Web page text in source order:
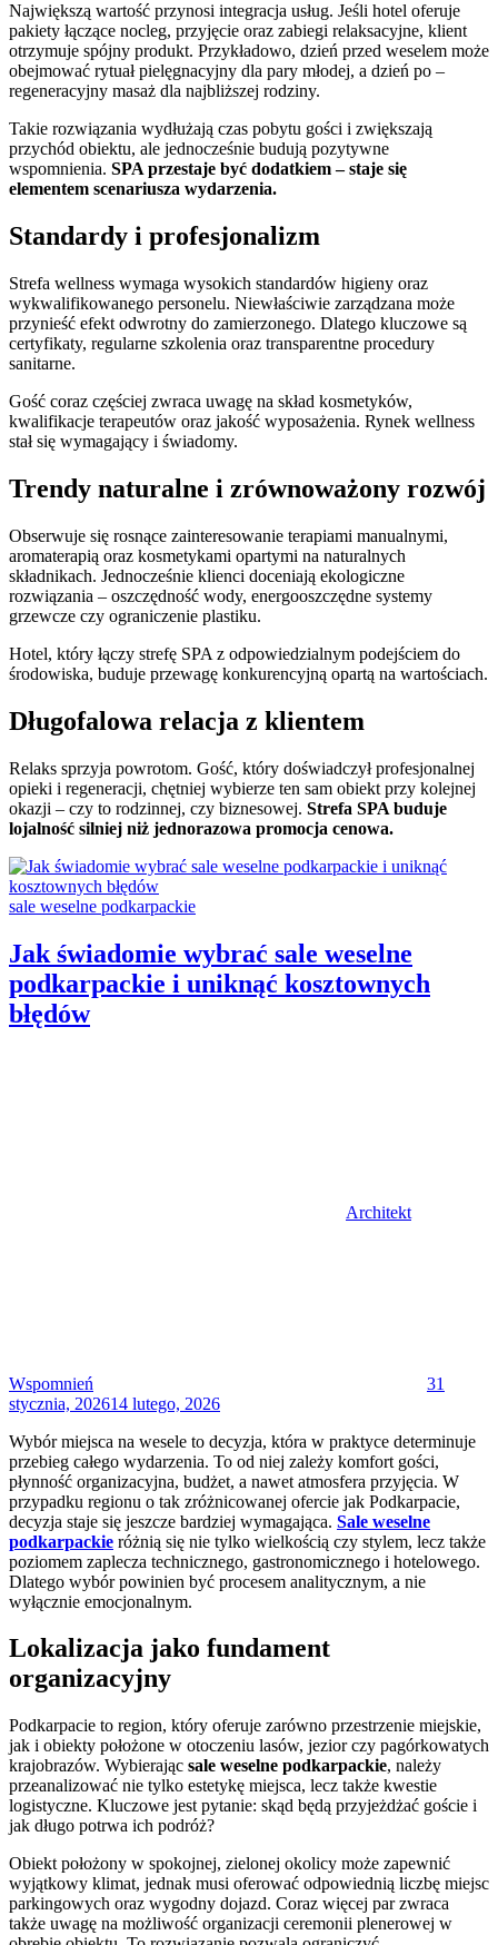
Największą wartość przynosi integracja usług. Jeśli hotel oferuje
pakiety łączące nocleg, przyjęcie oraz zabiegi relaksacyjne, klient
otrzymuje spójny produkt. Przykładowo, dzień przed weselem może
obejmować rytuał pielęgnacyjny dla pary młodej, a dzień po –
regeneracyjny masaż dla najbliższej rodziny.
Takie rozwiązania wydłużają czas pobytu gości i zwiększają
przychód obiektu, ale jednocześnie budują pozytywne
wspomnienia. SPA przestaje być dodatkiem – staje się
elementem scenariusza wydarzenia.
Standardy i profesjonalizm
Strefa wellness wymaga wysokich standardów higieny oraz
wykwalifikowanego personelu. Niewłaściwie zarządzana może
przynieść efekt odwrotny do zamierzonego. Dlatego kluczowe są
certyfikaty, regularne szkolenia oraz transparentne procedury
sanitarne.
Gość coraz częściej zwraca uwagę na skład kosmetyków,
kwalifikacje terapeutów oraz jakość wyposażenia. Rynek wellness
stał się wymagający i świadomy.
Trendy naturalne i zrównoważony rozwój
Obserwuje się rosnące zainteresowanie terapiami manualnymi,
aromaterapią oraz kosmetykami opartymi na naturalnych
składnikach. Jednocześnie klienci doceniają ekologiczne
rozwiązania – oszczędność wody, energooszczędne systemy
grzewcze czy ograniczenie plastiku.
Hotel, który łączy strefę SPA z odpowiedzialnym podejściem do
środowiska, buduje przewagę konkurencyjną opartą na wartościach.
Długofalowa relacja z klientem
Relaks sprzyja powrotom. Gość, który doświadczył profesjonalnej
opieki i regeneracji, chętniej wybierze ten sam obiekt przy kolejnej
okazji – czy to rodzinnej, czy biznesowej. Strefa SPA buduje
lojalność silniej niż jednorazowa promocja cenowa.
Categories:
sale weselne podkarpackie
Jak świadomie wybrać sale weselne
podkarpackie i uniknąć kosztownych
błędów
Architekt
Wspomnień
31
stycznia, 202614 lutego, 2026
Wybór miejsca na wesele to decyzja, która w praktyce determinuje
przebieg całego wydarzenia. To od niej zależy komfort gości,
płynność organizacyjna, budżet, a nawet atmosfera przyjęcia. W
przypadku regionu o tak zróżnicowanej ofercie jak Podkarpacie,
decyzja staje się jeszcze bardziej wymagająca. Sale weselne
podkarpackie różnią się nie tylko wielkością czy stylem, lecz także
poziomem zaplecza technicznego, gastronomicznego i hotelowego.
Dlatego wybór powinien być procesem analitycznym, a nie
wyłącznie emocjonalnym.
Lokalizacja jako fundament
organizacyjny
Podkarpacie to region, który oferuje zarówno przestrzenie miejskie,
jak i obiekty położone w otoczeniu lasów, jezior czy pagórkowatych
krajobrazów. Wybierając sale weselne podkarpackie, należy
przeanalizować nie tylko estetykę miejsca, lecz także kwestie
logistyczne. Kluczowe jest pytanie: skąd będą przyjeżdżać goście i
jak długo potrwa ich podróż?
Obiekt położony w spokojnej, zielonej okolicy może zapewnić
wyjątkowy klimat, jednak musi oferować odpowiednią liczbę miejsc
parkingowych oraz wygodny dojazd. Coraz więcej par zwraca
także uwagę na możliwość organizacji ceremonii plenerowej w